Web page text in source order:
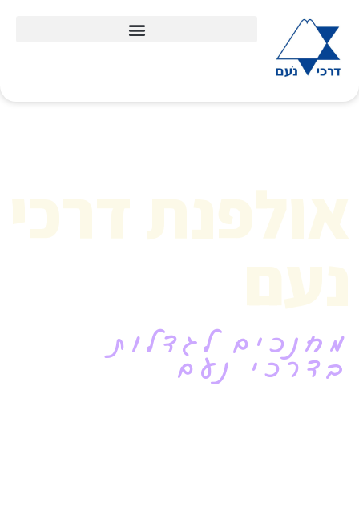
מחנכים לגדלות
בדרכי נעם